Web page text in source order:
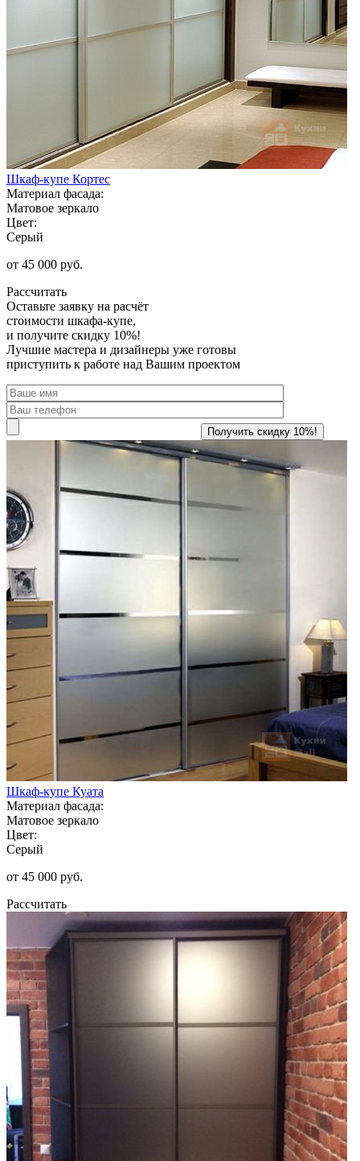
Шкаф-купе Кортес
Материал фасада:
Матовое зеркало
Цвет:
Серый
от 45 000 руб.
Рассчитать
Оставьте заявку на расчёт
стоимости шкафа-купе,
и получите скидку 10%!
Лучшие мастера и дизайнеры уже готовы
приступить к работе над Вашим проектом
Шкаф-купе Куата
Материал фасада:
Матовое зеркало
Цвет:
Серый
от 45 000 руб.
Рассчитать